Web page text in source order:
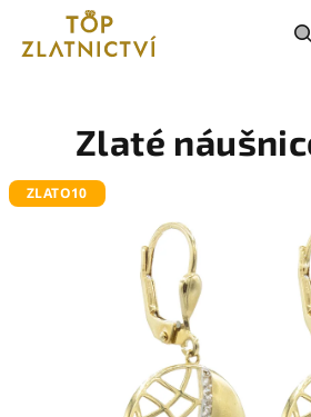
obsah
Zlaté
ZLATO10